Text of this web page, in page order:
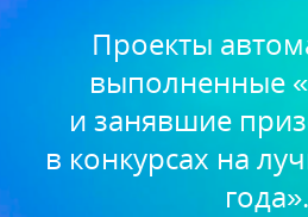
Проекты
выполненные
и занявшие
в конкурсах на
года».